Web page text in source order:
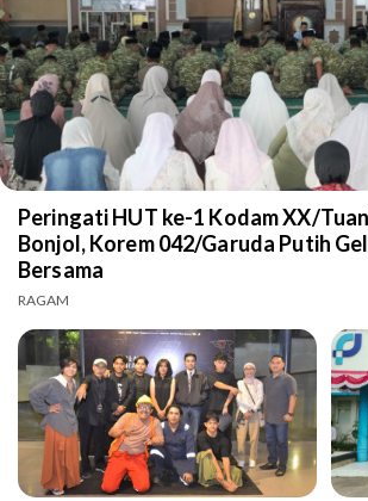
Peringati HUT ke-1 Kodam XX/
Bonjol, Korem 042/Garuda Putih
Bersama
RAGAM